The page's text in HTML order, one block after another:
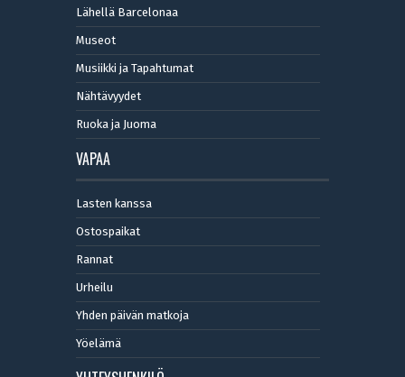
Lähellä Barcelonaa
Museot
Musiikki ja Tapahtumat
Nähtävyydet
Ruoka ja Juoma
VAPAA
Lasten kanssa
Ostospaikat
Rannat
Urheilu
Yhden päivän matkoja
Yöelämä